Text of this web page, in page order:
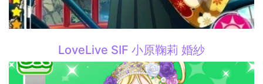
LoveLive SIF 小原鞠莉 婚紗